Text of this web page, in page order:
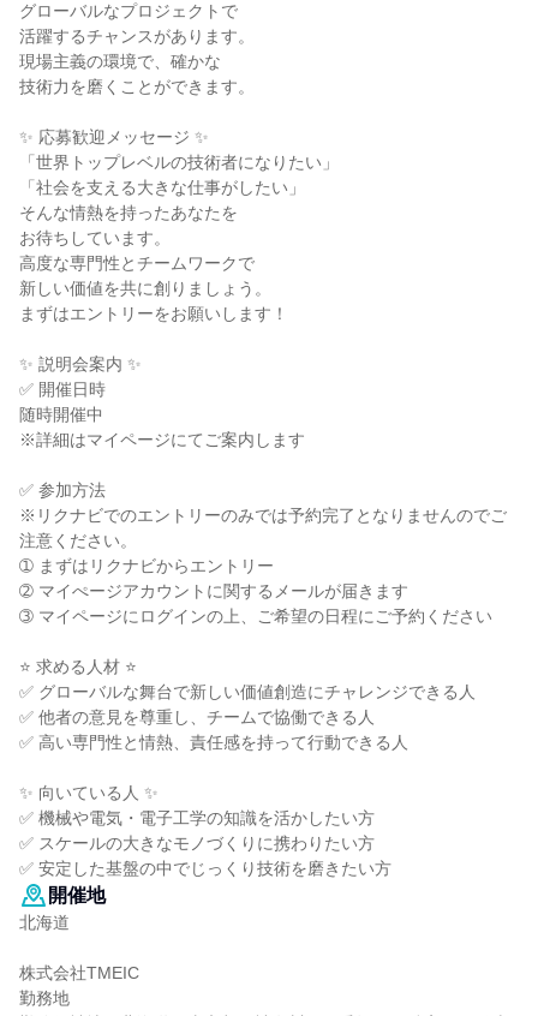
グローバルなプロジェクトで
活躍するチャンスがあります。
現場主義の環境で、確かな
技術力を磨くことができます。
✨ 応募歓迎メッセージ ✨
「世界トップレベルの技術者になりたい」
「社会を支える大きな仕事がしたい」
そんな情熱を持ったあなたを
お待ちしています。
高度な専門性とチームワークで
新しい価値を共に創りましょう。
まずはエントリーをお願いします！
✨ 説明会案内 ✨
✅ 開催日時
随時開催中
※詳細はマイページにてご案内します
✅ 参加方法
※リクナビでのエントリーのみでは予約完了となりませんのでご
注意ください。
➀ まずはリクナビからエントリー
➁ マイぺージアカウントに関するメールが届きます
➂ マイページにログインの上、ご希望の日程にご予約ください
⭐ 求める人材 ⭐
✅ グローバルな舞台で新しい価値創造にチャレンジできる人
✅ 他者の意見を尊重し、チームで協働できる人
✅ 高い専門性と情熱、責任感を持って行動できる人
✨ 向いている人 ✨
✅ 機械や電気・電子工学の知識を活かしたい方
✅ スケールの大きなモノづくりに携わりたい方
✅ 安定した基盤の中でじっくり技術を磨きたい方
開催地
北海道
株式会社TMEIC
勤務地